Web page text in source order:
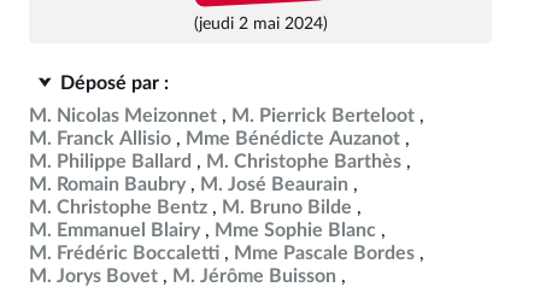
(jeudi 2 mai 2024)
Déposé par :
M. Nicolas Meizonnet
M. Pierrick Berteloot
M. Franck Allisio
Mme Bénédicte Auzanot
M. Philippe Ballard
M. Christophe Barthès
M. Romain Baubry
M. José Beaurain
M. Christophe Bentz
M. Bruno Bilde
M. Emmanuel Blairy
Mme Sophie Blanc
M. Frédéric Boccaletti
Mme Pascale Bordes
M. Jorys Bovet
M. Jérôme Buisson